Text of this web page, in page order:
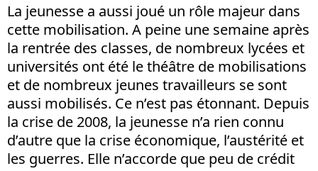
La jeunesse a aussi joué un rôle majeur dans
cette mobilisation. A peine une semaine après
la rentrée des classes, de nombreux lycées et
universités ont été le théâtre de mobilisations
et de nombreux jeunes travailleurs se sont
aussi mobilisés. Ce n’est pas étonnant. Depuis
la crise de 2008, la jeunesse n’a rien connu
d’autre que la crise économique, l’austérité et
les guerres. Elle n’accorde que peu de crédit